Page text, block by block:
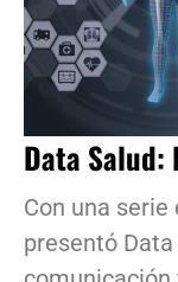
Data Salud:
Con una serie
presentó